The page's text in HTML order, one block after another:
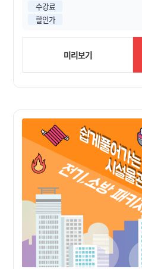
수강료
할인가
미리보기